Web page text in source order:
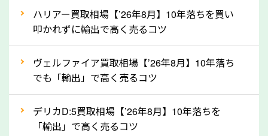
定を行い高価買取価格をつけやすくなります。
ってきます！
自動車税の還付金は、先に年払いしていた自動車税が
月割りで返還されるものです。ですから、自動車税の
還付金は早めに売却するほど多く還付されます。不要
ハリアー買取相場【’26年8月】10年落ちを買い
叩かれずに輸出で高く売るコツ
ヴェルファイア買取相場【’26年8月】10年落ち
でも「輸出」で高く売るコツ
デリカD:5買取相場【’26年8月】10年落ちを
「輸出」で高く売るコツ